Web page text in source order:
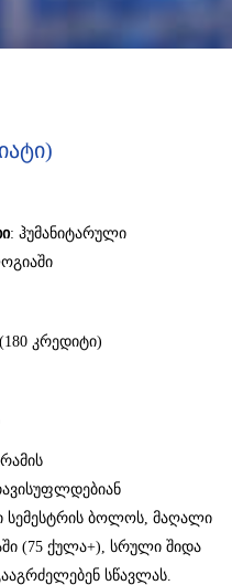
: ჰუმანიტარული
კრედიტი)
სემესტრის ბოლოს, მაღალი
(75 ქულა+), სრული შიდა
სწავლას.